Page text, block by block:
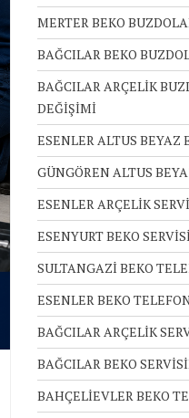
MERTER BEKO
BAĞCILAR BEKO
BAĞCILAR ARÇELİK
DEĞİŞİMİ
ESENLER ALTUS BEYAZ
GÜNGÖREN ALTUS
ESENLER ARÇELİK
ESENYURT BEKO
SULTANGAZİ BEKO
ESENLER BEKO
BAĞCILAR ARÇELİK
BAĞCILAR BEKO
BAHÇELİEVLER BEKO